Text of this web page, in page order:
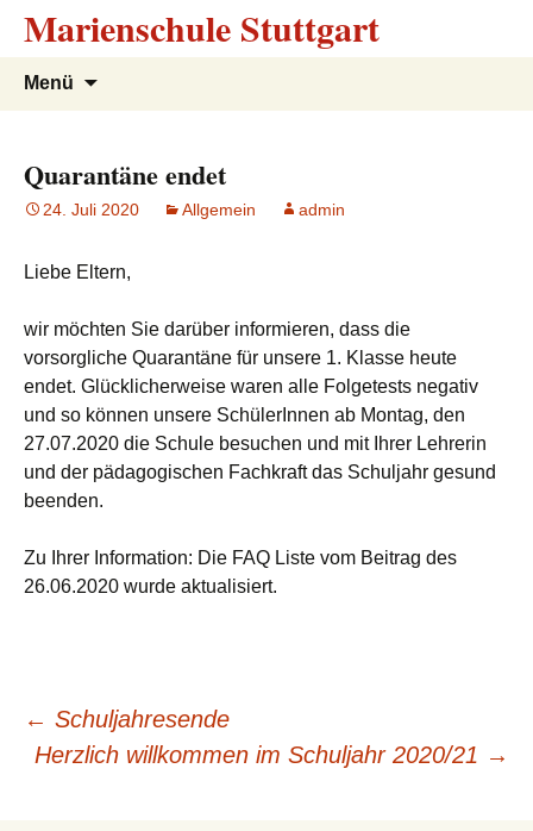
Marienschule Stuttgart
Menü
Quarantäne endet
24. Juli 2020 Allgemein admin
Liebe Eltern,
wir möchten Sie darüber informieren, dass die
vorsorgliche Quarantäne für unsere 1. Klasse heute
endet. Glücklicherweise waren alle Folgetests negativ
und so können unsere SchülerInnen ab Montag, den
27.07.2020 die Schule besuchen und mit Ihrer Lehrerin
und der pädagogischen Fachkraft das Schuljahr gesund
beenden.
Zu Ihrer Information: Die FAQ Liste vom Beitrag des
26.06.2020 wurde aktualisiert.
Beitragsnavigation
← Schuljahresende
Herzlich willkommen im Schuljahr 2020/21 →